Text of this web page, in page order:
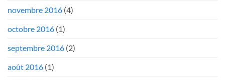
novembre 2016 (4)
octobre 2016 (1)
septembre 2016 (2)
août 2016 (1)